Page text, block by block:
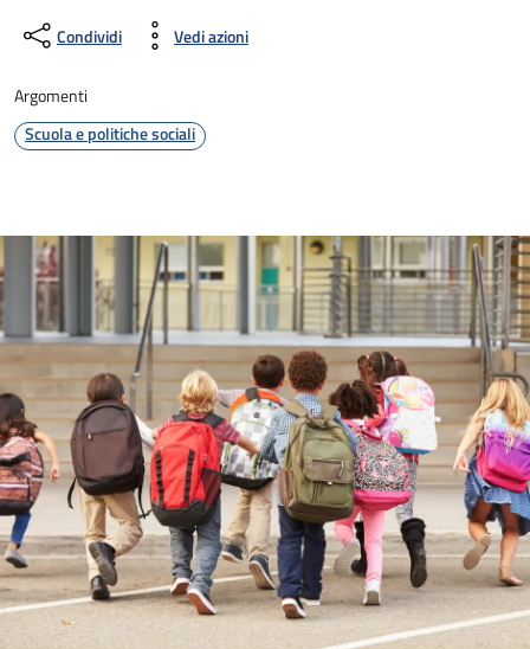
Condividi Vedi azioni
Argomenti
Scuola e politiche sociali